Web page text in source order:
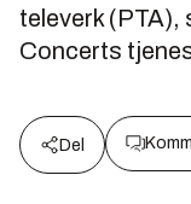
televerk (PTA),
Concerts
Del